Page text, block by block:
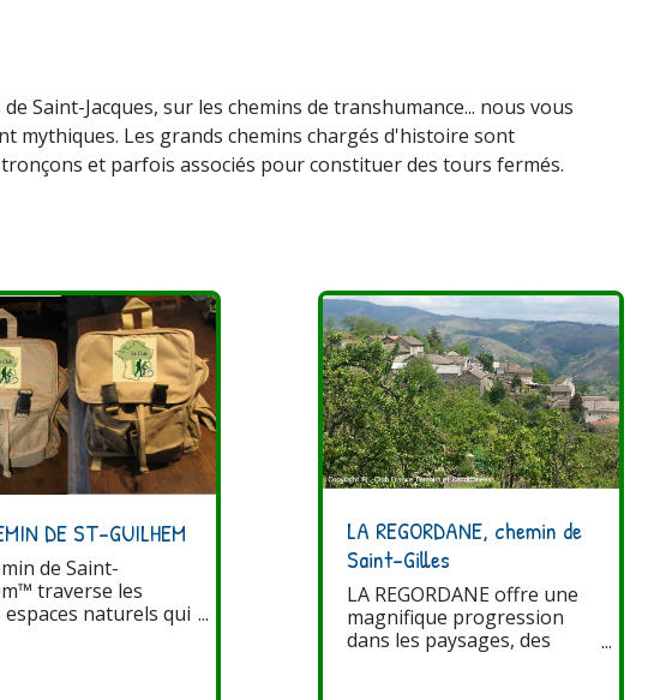
Saint-Jacques, sur les chemins de transhumance... nous vous
mythiques. Les grands chemins chargés d'histoire sont
et parfois associés pour constituer des tours fermés.
DE ST-GUILHEM
de Saint-
traverse les
espaces naturels qui
LA REGORDANE, chemin de
Saint-Gilles
LA REGORDANE offre une
magnifique progression
dans les paysages, des